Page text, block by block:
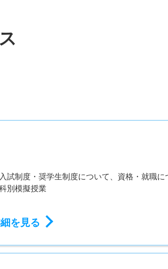
試制度・奨学生制度について、資格・就職に
別模擬授業
を見る